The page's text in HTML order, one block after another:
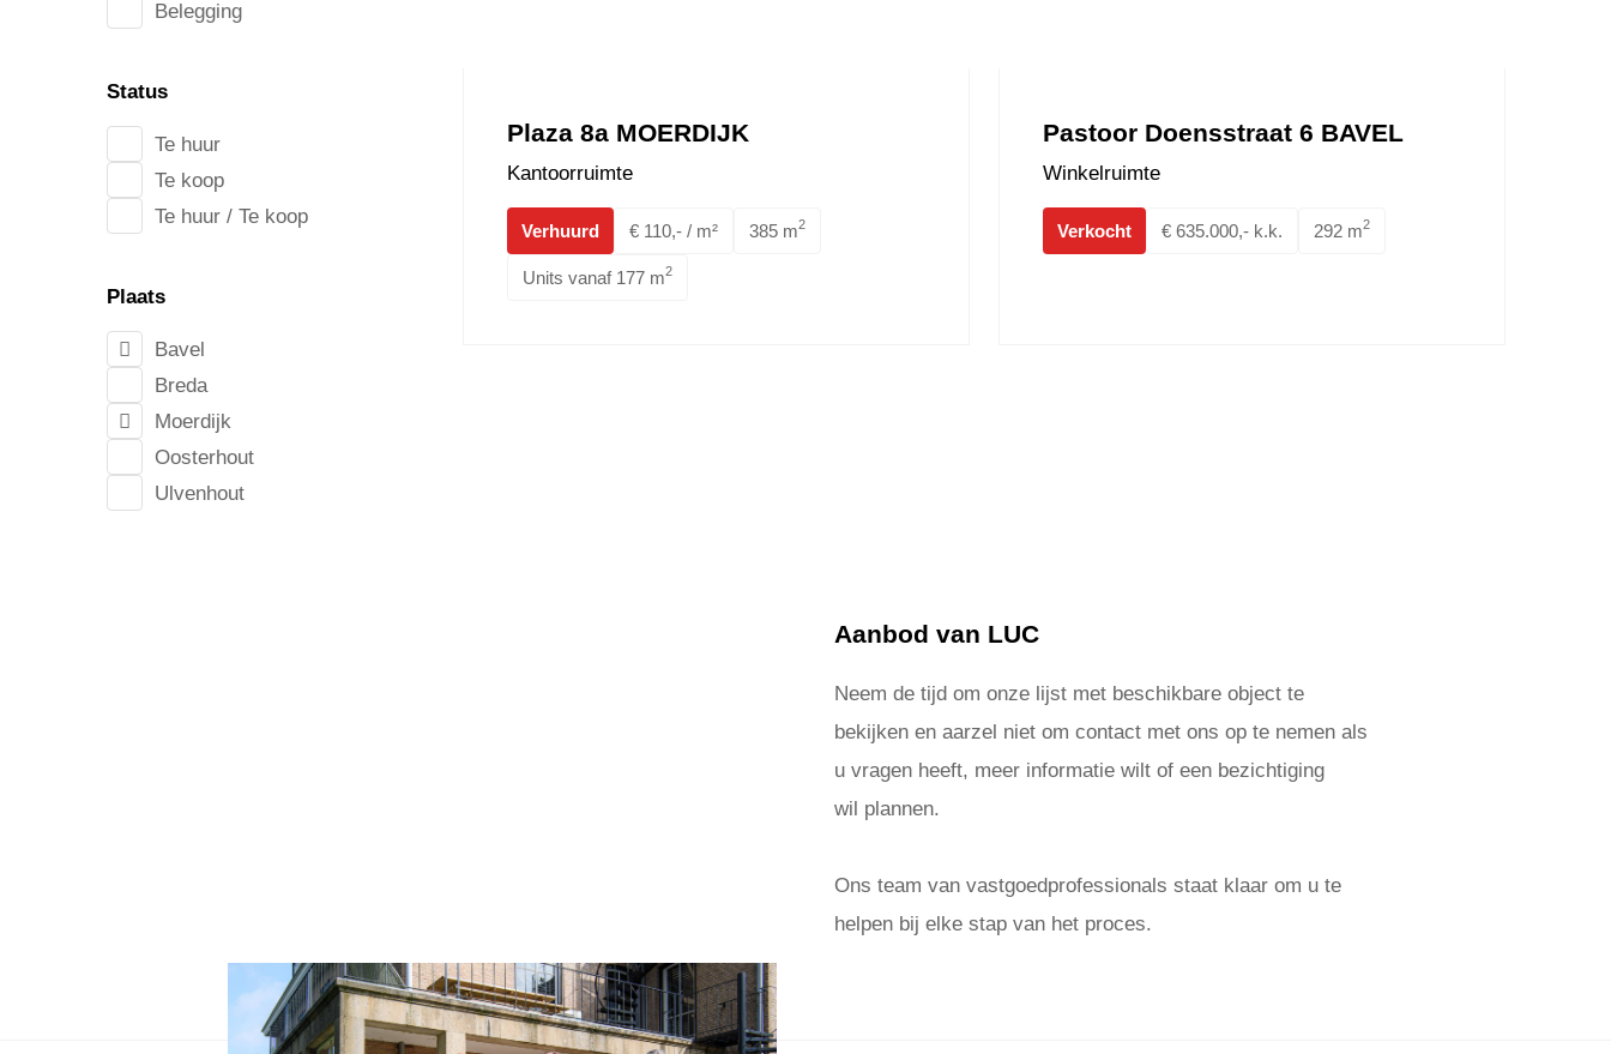
Belegging
Status
Te huur
Te koop
Te huur / Te koop
Plaats
Bavel
Breda
Moerdijk
Oosterhout
Ulvenhout
Plaza 8a MOERDIJK
Kantoorruimte
Verhuurd € 110,- / m² 385 m2
Units vanaf 177 m2
Pastoor Doensstraat 6 BAVEL
Winkelruimte
Verkocht € 635.000,- k.k. 292 m2
Aanbod van LUC
Neem de tijd om onze lijst met beschikbare object te
bekijken en aarzel niet om contact met ons op te nemen als
u vragen heeft, meer informatie wilt of een bezichtiging
wil plannen.
Ons team van vastgoedprofessionals staat klaar om u te
helpen bij elke stap van het proces.